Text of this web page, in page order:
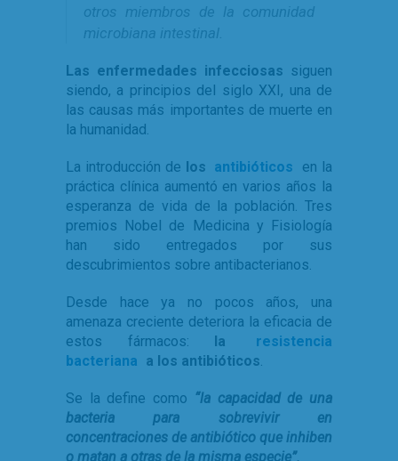
otros miembros de la comunidad
microbiana intestinal.
Las enfermedades infecciosas siguen
siendo, a principios del siglo XXI, una de
las causas más importantes de muerte en
la humanidad.
La introducción de los antibióticos
en la
práctica clínica aumentó en varios años la
esperanza de vida de la población. Tres
premios Nobel de Medicina y Fisiología
han sido entregados por sus
descubrimientos sobre antibacterianos.
Desde hace ya no pocos años, una
amenaza creciente deteriora la eficacia de
estos fármacos: la
resistencia
bacteriana a los antibióticos.
Se la define como “la capacidad de una
bacteria para sobrevivir en
concentraciones de antibiótico que inhiben
o matan a otras de la misma especie”.